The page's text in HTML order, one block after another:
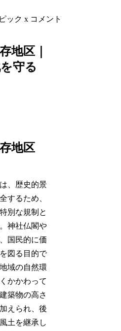
ック x コメント
地区｜
守る
地区
、歴史的景
するため、
別な規制と
神社仏閣や
国民的に価
図る目的で
域の自然環
かかわって
築物の高さ
えられ、後
土を継承し